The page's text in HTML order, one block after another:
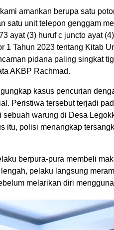
amankan berupa satu
satu unit telepon genggam
ayat (3) huruf c juncto ayat
1 Tahun 2023 tentang Kitab
pidana paling singkat
AKBP Rachmad.
kasus pencurian
Peristiwa tersebut terjadi
sebuah warung di Desa
itu, polisi menangkap
berpura-pura membeli
pelaku langsung
melarikan diri